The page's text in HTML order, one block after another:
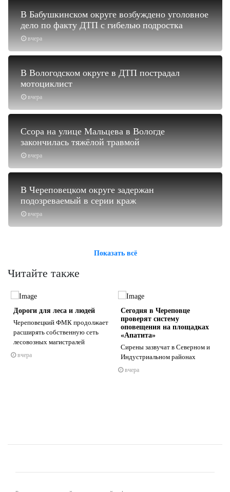
вчера
В Бабушкинском округе возбуждено уголовное
дело по факту ДТП с гибелью подростка
вчера
В Вологодском округе в ДТП пострадал
мотоциклист
вчера
Ссора на улице Мальцева в Вологде
закончилась тяжёлой травмой
вчера
В Череповецком округе задержан
подозреваемый в серии краж
Показать всё
Читайте также
Дороги для леса и людей
Череповецкий ФМК продолжает
расширять собственную сеть
лесовозных магистралей
вчера
Сегодня в Череповце
проверят систему
оповещения на площадках
«Апатита»
Сирены зазвучат в Северном и
Индустриальном районах
вчера